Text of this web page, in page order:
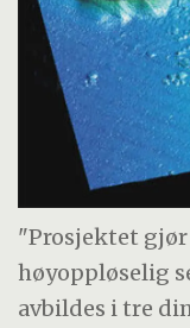
"Prosjektet
høyoppløselig
avbildes i tre